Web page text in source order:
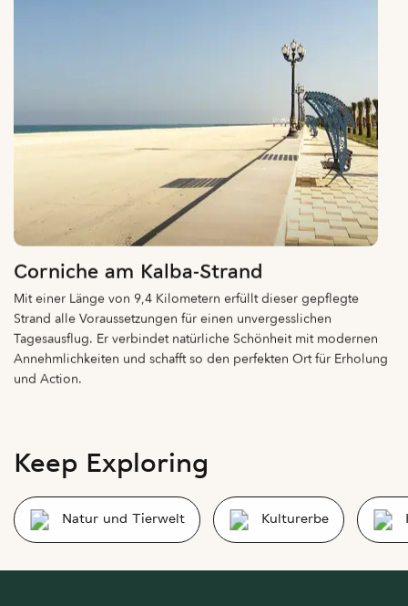
Corniche am Kalba-Strand
Mit einer Länge von 9,4 Kilometern erfüllt dieser gepflegte
Strand alle Voraussetzungen für einen unvergesslichen
Tagesausflug. Er verbindet natürliche Schönheit mit modernen
Annehmlichkeiten und schafft so den perfekten Ort für Erholung
und Action.
Keep Exploring
Natur und Tierwelt Kulturerbe